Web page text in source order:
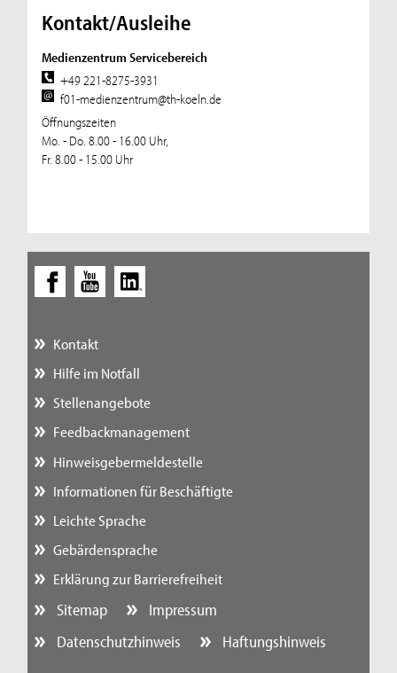
Kontakt/Ausleihe
Medienzentrum Servicebereich
+49 221-8275-3931
f01-medienzentrum@th-koeln.de
Öffnungszeiten
Mo. - Do. 8.00 - 16.00 Uhr,
Fr. 8.00 - 15.00 Uhr
Kontakt
Hilfe im Notfall
Stellenangebote
Feedbackmanagement
Hinweisgebermeldestelle
Informationen für Beschäftigte
Leichte Sprache
Gebärdensprache
Erklärung zur Barrierefreiheit
Sitemap
Impressum
Datenschutzhinweis
Haftungshinweis